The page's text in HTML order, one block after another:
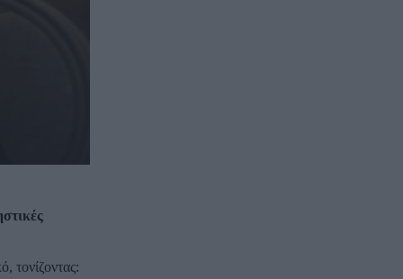
τονίζοντας: